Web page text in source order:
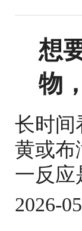
想
物
长时间
黄或布
一反应
2026-